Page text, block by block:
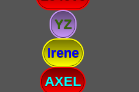
YZ
Irene
AXEL